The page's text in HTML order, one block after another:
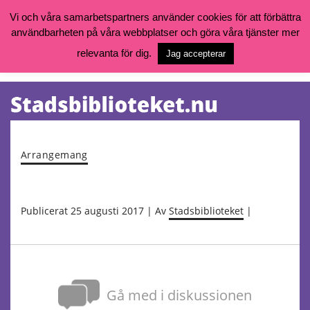
Vill du söka böcker, logga in på ditt bibliotekskonto eller nå övriga
goteborg.se/bibliotek
Öppettider, katalog och kontakt
Tjänster
Arrangemang
Publicerat 25 augusti 2017 | Av Stadsbiblioteket |
Gå med i diskussionen
Vi och våra samarbetspartners använder cookies för att förbättra
användbarheten på våra webbplatser och göra våra tjänster mer
relevanta för dig.
Jag accepterar